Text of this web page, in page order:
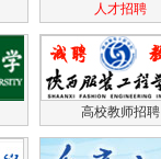
人才招聘
高校教师招聘